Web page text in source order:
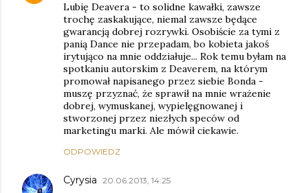
Lubię Deavera - to solidne kawałki, zawsze
trochę zaskakujące, niemal zawsze będące
gwarancją dobrej rozrywki. Osobiście za tymi z
panią Dance nie przepadam, bo kobieta jakoś
irytująco na mnie oddziałuje... Rok temu byłam na
spotkaniu autorskim z Deaverem, na którym
promował napisanego przez siebie Bonda -
muszę przyznać, że sprawił na mnie wrażenie
dobrej, wymuskanej, wypielęgnowanej i
stworzonej przez niezłych speców od
marketingu marki. Ale mówił ciekawie.
ODPOWIEDZ
Cyrysia 20.06.2013, 14:25